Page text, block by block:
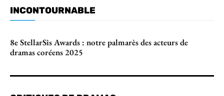
INCONTOURNABLE
8e StellarSis Awards : notre palmarès des acteurs de
dramas coréens 2025